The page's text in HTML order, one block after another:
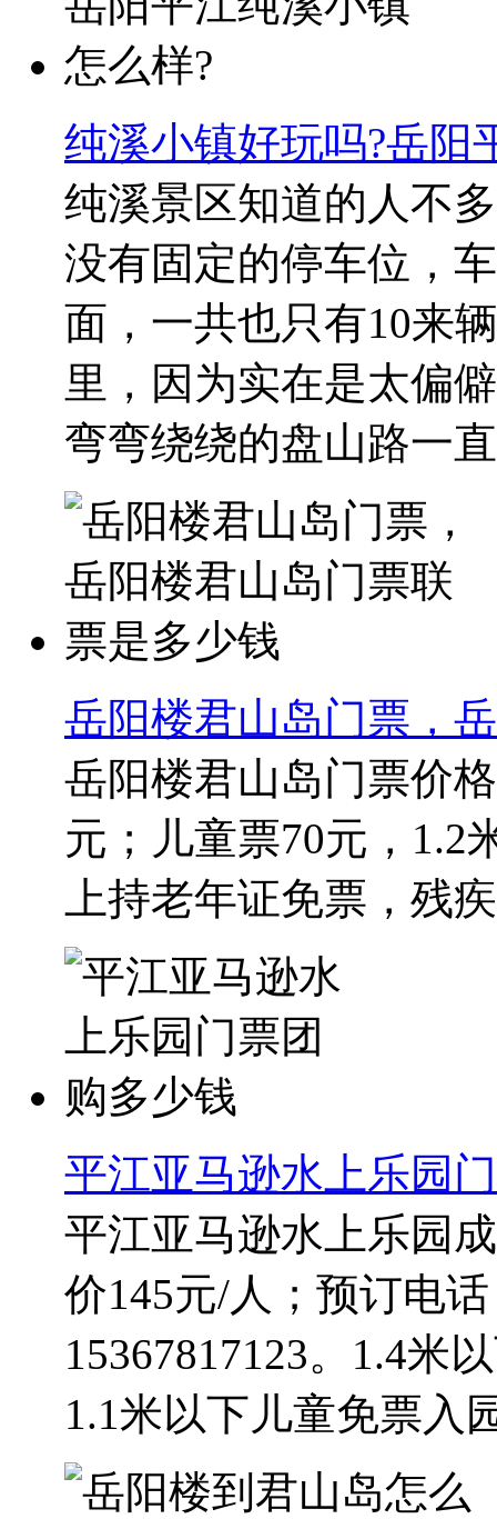
纯溪小镇好玩吗?岳阳
纯溪景区知道的人不
没有固定的停车位，
面，一共也只有10来
里，因为实在是太偏
弯弯绕绕的盘山路一
岳阳楼君山岛门票，
岳阳楼君山岛门票价
元；儿童票70元，1.2
上持老年证免票，残
平江亚马逊水上乐园
平江亚马逊水上乐园
价145元/人；预订电
15367817123。1.4米
1.1米以下儿童免票入